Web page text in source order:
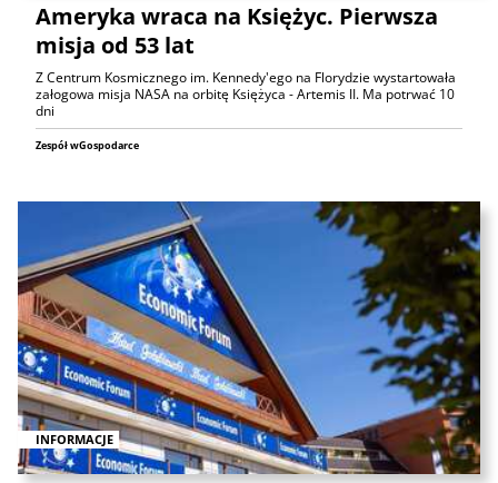
Ameryka wraca na Księżyc. Pierwsza
misja od 53 lat
Z Centrum Kosmicznego im. Kennedy'ego na Florydzie wystartowała
załogowa misja NASA na orbitę Księżyca - Artemis II. Ma potrwać 10
dni
Zespół wGospodarce
INFORMACJE